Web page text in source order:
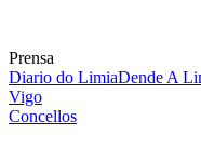
Prensa
Diario do LimiaDende A
Vigo
Concellos